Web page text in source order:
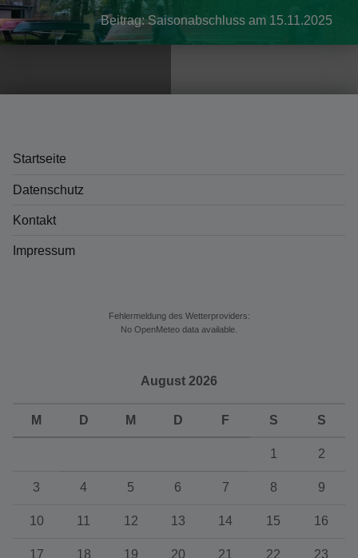
Saisonabschluss am 15.11.2025
Startseite
Datenschutz
Kontakt
Impressum
Fehlermeldung des Wetterproviders:
No OpenMeteo data available.
August 2026
M D M D F S S
1 2
3 4 5 6 7 8 9
10 11 12 13 14 15 16
17 18 19 20 21 22 23